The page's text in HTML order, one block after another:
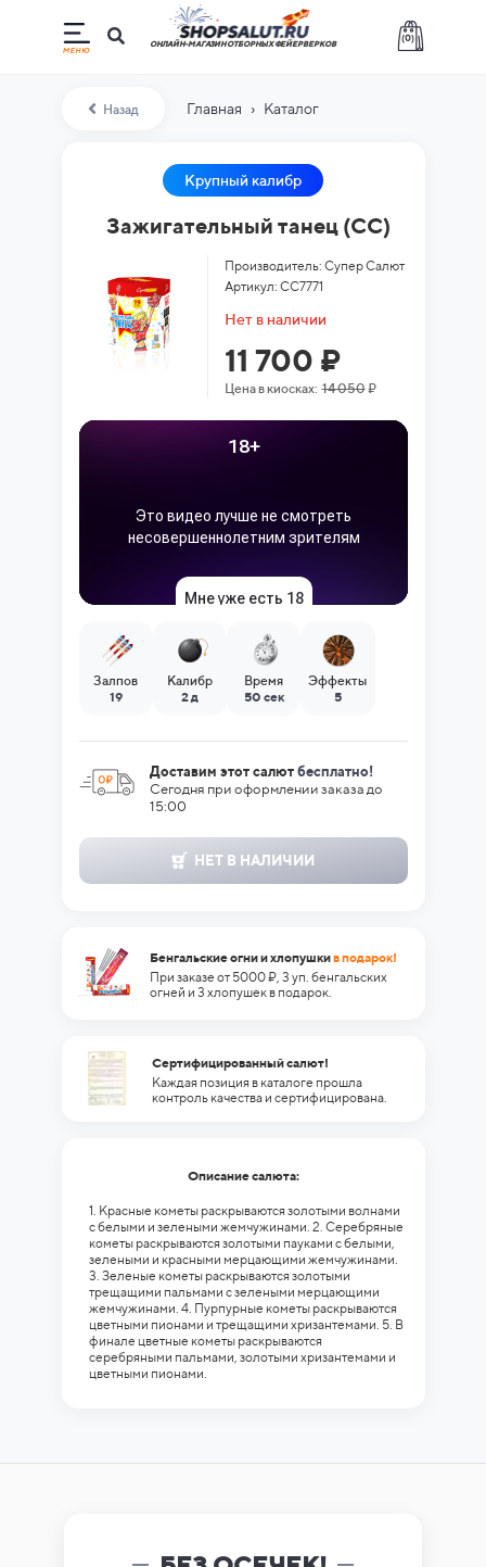
(0)
ОНЛАЙН-МАГАЗИН ОТБОРНЫХ ФЕЙЕРВЕРКОВ
Назад Главная › Каталог
Крупный калибр
Зажигательный танец (СС)
Производитель: Супер Салют
Артикул: СС7771
Нет в наличии
11 700 ₽
Цена в киосках:14 050₽
Залпов
19
Калибр
2 д
Время
50 сек
Эффекты
5
Доставим этот салют бесплатно!
Сегодня при оформлении заказа до
15:00
НЕТ В НАЛИЧИИ
Бенгальские огни и хлопушкив подарок!
При заказе от 5000 ₽, 3 уп. бенгальских
огней и 3 хлопушек в подарок.
Сертифицированный салют!
Каждая позиция в каталоге прошла
контроль качества и сертифицирована.
Описание салюта:
1. Красные кометы раскрываются золотыми волнами
с белыми и зелеными жемчужинами. 2. Серебряные
кометы раскрываются золотыми пауками с белыми,
зелеными и красными мерцающими жемчужинами.
3. Зеленые кометы раскрываются золотыми
трещащими пальмами с зелеными мерцающими
жемчужинами. 4. Пурпурные кометы раскрываются
цветными пионами и трещащими хризантемами. 5. В
финале цветные кометы раскрываются
серебряными пальмами, золотыми хризантемами и
цветными пионами.